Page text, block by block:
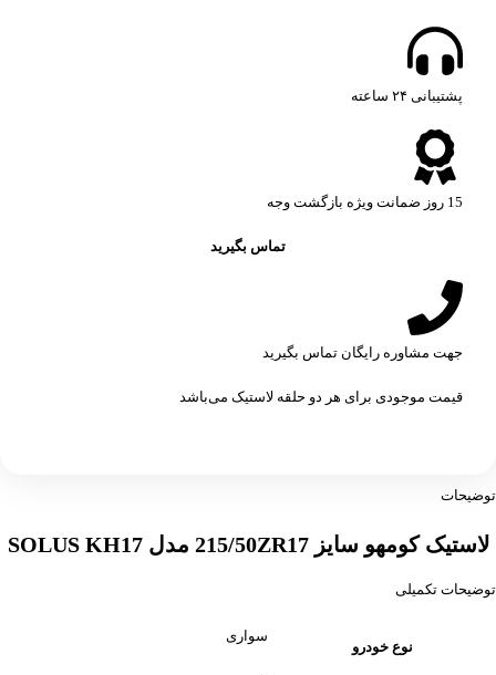
پشتیبانی ۲۴ ساعته​
15 روز ضمانت ویژه بازگشت وجه
تماس بگیرید
جهت مشاوره رایگان تماس بگیرید
قیمت موجودی برای هر دو حلقه لاستیک می‌باشد
توضیحات
لاستیک کومهو سایز 215/50ZR17 مدل SOLUS KH17
توضیحات تکمیلی
نوع خودرو
سواری